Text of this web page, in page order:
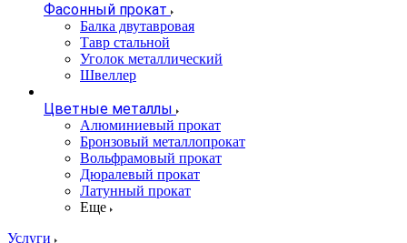
Фасонный прокат
Балка двутавровая
Тавр стальной
Уголок металлический
Швеллер
Цветные металлы
Алюминиевый прокат
Бронзовый металлопрокат
Вольфрамовый прокат
Дюралевый прокат
Латунный прокат
Еще
Услуги